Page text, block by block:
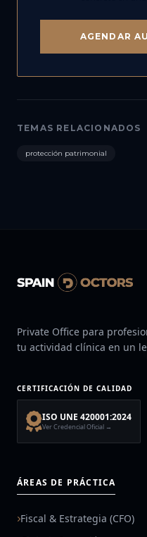
AGENDAR
TEMAS RELACIONADOS
protección patrimonial
Private Office para
tu actividad clínica en un
CERTIFICACIÓN DE CALIDAD
ISO UNE 420001:2024
Ver Credencial Oficial →
ÁREAS DE PRÁCTICA
Fiscal & Estrategia (CFO)